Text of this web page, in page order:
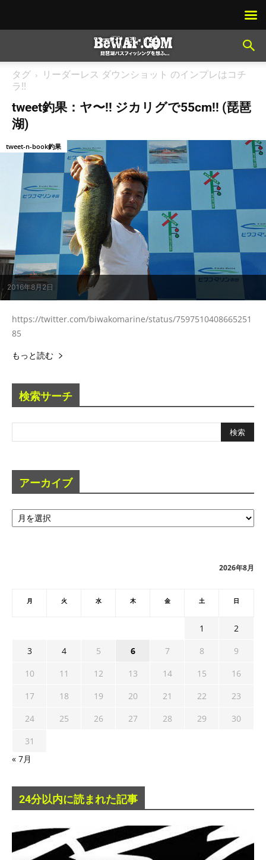
タグ
リーダーレス ダウンショット のインプレはコチ
ラ!!
tweet釣果：ヤ〜!! ジカリグで55cm!! (琵琶
湖)
2016年8月2日
tweet-n-book釣果
https://twitter.com/biwakomarine/status/7597510408665251
85
もっと読む
検索サーチ
アーカイブ
ア
ー
2026年8月
月 火 水 木 金 土 日
1
2
3
4 5 6 7 8
9
10
11 12 13 14 15
16
17
18 19 20 21 22
23
24
25 26 27 28 29
30
31
« 7月
24分以内に読まれた記事